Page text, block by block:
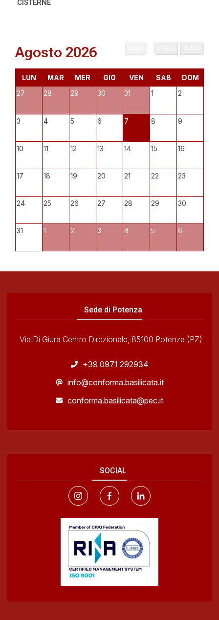
CISTERNE
Agosto 2026
LUN MAR MER GIO VEN SAB
DOM
27
28 29 30 31 1 2
3 4 5 6 7 8 9
10 11 12 13 14 15 16
17 18 19 20 21 22 23
24 25 26 27 28 29 30
31 1 2 3 4 5 6
Sede di Potenza
Via Di Giura Centro Direzionale, 85100 Potenza (PZ)
+39 0971 292934
info@conforma.basilicata.it
conforma.basilicata@pec.it
SOCIAL